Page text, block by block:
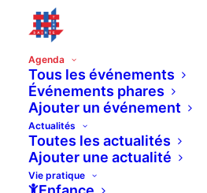
Agenda
Tous les événements
Événements phares
Ajouter un événement
Actualités
Toutes les actualités
Ajouter une actualité
Vie pratique
août 2026
SAM
22
22 août à 10h00-14h00
Marchés de Bogis-Bossey
Bogis-Bossey